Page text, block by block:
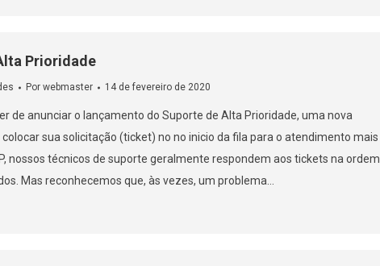
Prioridade
Por webmaster 14 de fevereiro de 2020
de anunciar o lançamento do Suporte de Alta Prioridade, uma nova
sua solicitação (ticket) no no inicio da fila para o atendimento mais
nossos técnicos de suporte geralmente respondem aos tickets na ordem
Mas reconhecemos que, às vezes, um problema…